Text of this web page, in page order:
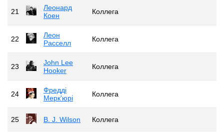
21
Леонард
Коен
Коллега
22
Леон
Расселл
Коллега
23
John Lee
Hooker
Коллега
24
Фредді
Мерк'юрі
Коллега
25 B. J. Wilson Коллега